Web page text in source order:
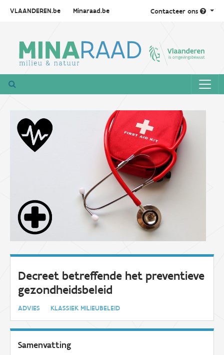
VLAANDEREN.be Minaraad.be Contacteer ons
Decreet betreffende het preventieve
gezondheidsbeleid
ADVIES KLASSIEK MILIEUBELEID
Samenvatting